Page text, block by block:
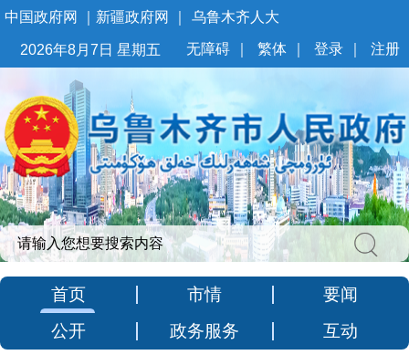
中国政府网 新疆政府网 乌鲁木齐人大
2026年8月7日 星期五 无障碍 繁体 登录 注册
首页 市情
要闻
公开
政务服务 互动